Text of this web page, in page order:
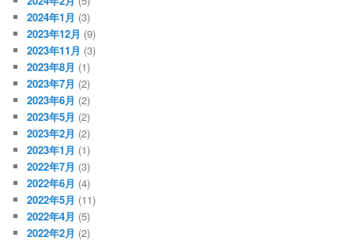
2024年1月 (3)
2023年12月 (9)
2023年11月 (3)
2023年8月 (1)
2023年7月 (2)
2023年6月 (2)
2023年5月 (2)
2023年2月 (2)
2023年1月 (1)
2022年7月 (3)
2022年6月 (4)
2022年5月 (11)
2022年4月 (5)
2022年2月 (2)